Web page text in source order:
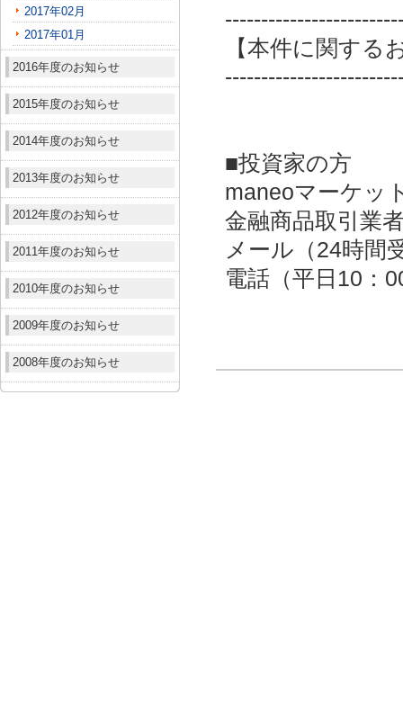
2017年02月
2017年01月
2016年度のお知らせ
2015年度のお知らせ
2014年度のお知らせ
2013年度のお知らせ
2012年度のお知らせ
2011年度のお知らせ
2010年度のお知らせ
2009年度のお知らせ
2008年度のお知らせ
【本件に関する
■投資家の方
maneoマーケッ
金融商品取引業
メール（24時間
電話（平日10：